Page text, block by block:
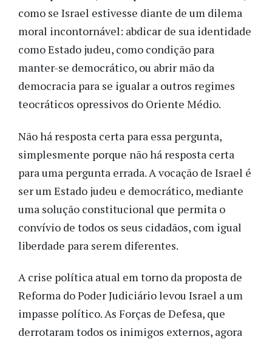
como se Israel estivesse diante de um dilema
moral incontornável: abdicar de sua identidade
como Estado judeu, como condição para
manter-se democrático, ou abrir mão da
democracia para se igualar a outros regimes
teocráticos opressivos do Oriente Médio.
Não há resposta certa para essa pergunta,
simplesmente porque não há resposta certa
para uma pergunta errada. A vocação de Israel é
ser um Estado judeu e democrático, mediante
uma solução constitucional que permita o
convívio de todos os seus cidadãos, com igual
liberdade para serem diferentes.
A crise política atual em torno da proposta de
Reforma do Poder Judiciário levou Israel a um
impasse político. As Forças de Defesa, que
derrotaram todos os inimigos externos, agora